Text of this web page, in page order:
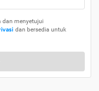
dan menyetujui
dan bersedia untuk